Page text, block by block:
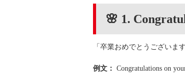
🌸 1.
「卒業おめでとうございま
例文： Congratulations on